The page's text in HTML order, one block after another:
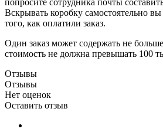
Вскрывать коробку самостоятельно
того, как оплатили заказ.
Один заказ может содержать не
стоимость не должна превышать 100
Отзывы
Отзывы
Нет оценок
Оставить отзыв